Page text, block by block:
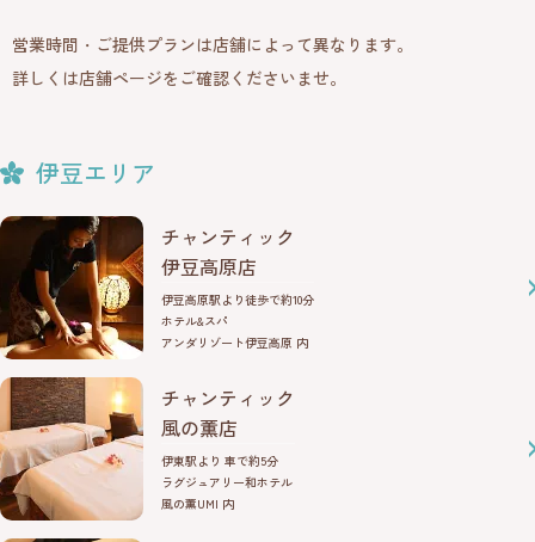
営業時間・ご提供プランは店舗によって異なります。
詳しくは店舗ページをご確認くださいませ。
伊豆エリア
チャンティック
伊豆高原店
伊豆高原駅より徒歩で約10分
ホテル&スパ
アンダリゾート伊豆高原 内
チャンティック
風の薫店
伊東駅より 車で約5分
ラグジュアリー和ホテル
風の薫UMI 内